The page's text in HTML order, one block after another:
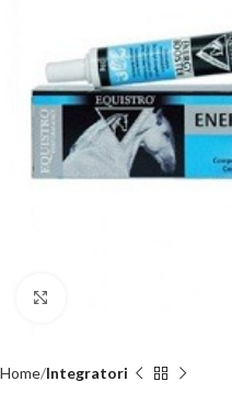
Home Integratori